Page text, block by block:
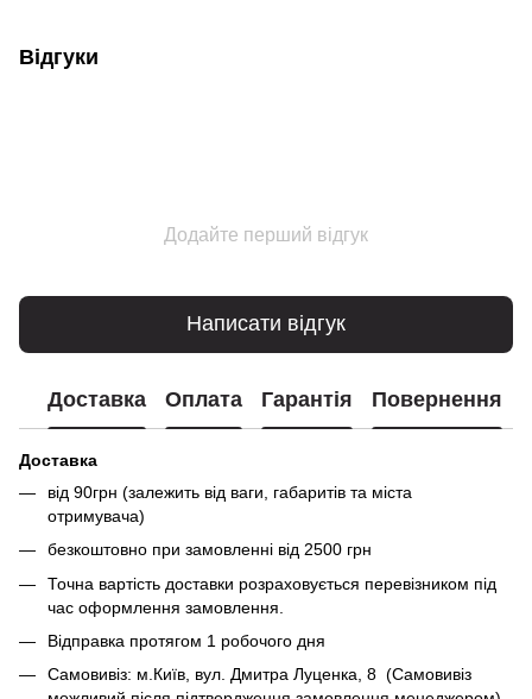
Відгуки
Додайте перший відгук
Написати відгук
Доставка Оплата Гарантія Повернення
Доставка
від 90грн (залежить від ваги, габаритів та міста
отримувача)
безкоштовно при замовленні від 2500 грн
Точна вартість доставки розраховується перевізником під
час оформлення замовлення.
Відправка протягом 1 робочого дня
Самовивіз: м.Київ, вул. Дмитра Луценка, 8 (Самовивіз